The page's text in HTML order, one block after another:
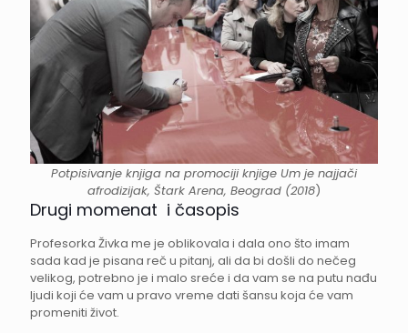
Potpisivanje knjiga na promociji knjige Um je najjači
afrodizijak, Štark Arena, Beograd (2018)
Drugi momenat i časopis
Profesorka Živka me je oblikovala i dala ono što imam
sada kad je pisana reč u pitanj, ali da bi došli do nečeg
velikog, potrebno je i malo sreće i da vam se na putu nađu
ljudi koji će vam u pravo vreme dati šansu koja će vam
promeniti život.